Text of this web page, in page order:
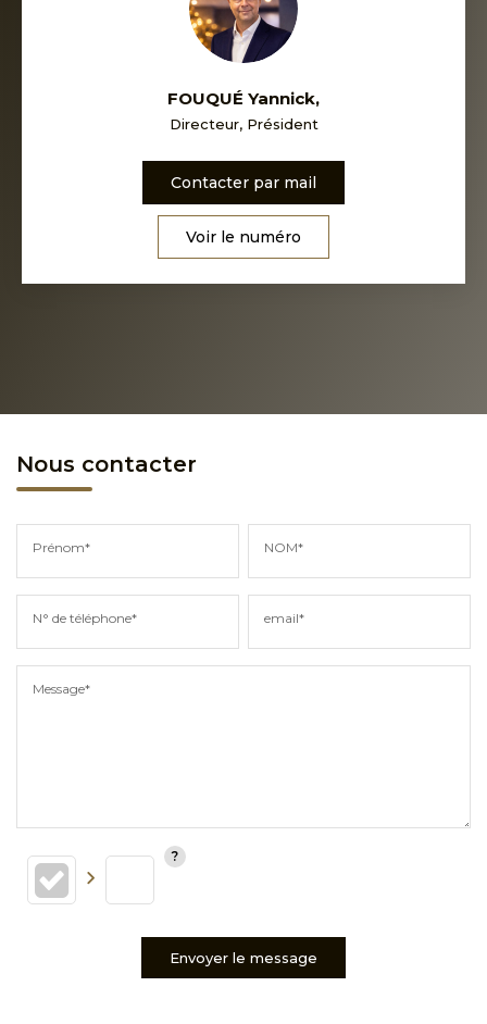
FOUQUÉ Yannick,
Directeur, Président
Contacter par mail
Voir le numéro
Nous contacter
Prénom* NOM*
N° de téléphone* email*
Message*
Envoyer le message